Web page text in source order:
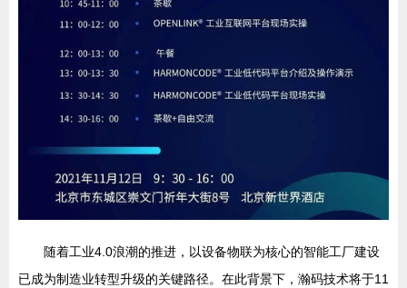
随着工业4.0浪潮的推进，以设备物联为核心的智能工厂建设
已成为制造业转型升级的关键路径。在此背景下，瀚码技术将于11